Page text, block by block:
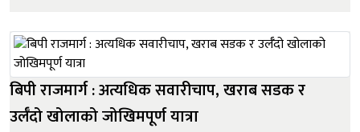
सक्रिय पहल, नेपाल विद्युत् प्राधिकरणको कार्या...
बिपी राजमार्ग : अत्यधिक सवारीचाप, खराब सडक र
उर्लँदो खोलाको जोखिमपूर्ण यात्रा